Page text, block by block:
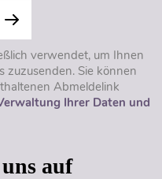
verwendet, um Ihnen
zuzusenden. Sie können
Abmeldelink
Ihrer Daten und
auf